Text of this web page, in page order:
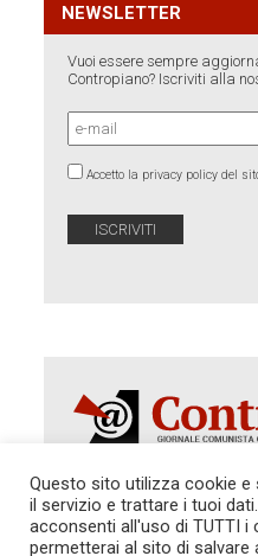
NEWSLETTER
Vuoi essere sempre
Contropiano? Iscriviti alla
Accetto la privacy policy del
Autorizzazione del Tribunale
dicembre 2014. Direttore
Questo sito utilizza cookie e
il servizio e trattare i tuoi
acconsenti all'uso di TUTTI i
permetterai al sito di salvare